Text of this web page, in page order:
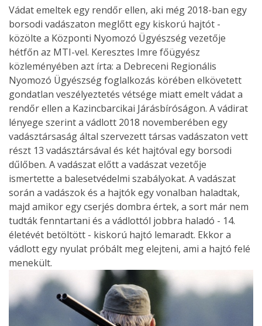
Vádat emeltek egy rendőr ellen, aki még 2018-ban egy
borsodi vadászaton meglőtt egy kiskorú hajtót -
közölte a Központi Nyomozó Ügyészség vezetője
hétfőn az MTI-vel. Keresztes Imre főügyész
közleményében azt írta: a Debreceni Regionális
Nyomozó Ügyészség foglalkozás körében elkövetett
gondatlan veszélyeztetés vétsége miatt emelt vádat a
rendőr ellen a Kazincbarcikai Járásbíróságon. A vádirat
lényege szerint a vádlott 2018 novemberében egy
vadásztársaság által szervezett társas vadászaton vett
részt 13 vadásztársával és két hajtóval egy borsodi
dűlőben. A vadászat előtt a vadászat vezetője
ismertette a balesetvédelmi szabályokat. A vadászat
során a vadászok és a hajtók egy vonalban haladtak,
majd amikor egy cserjés dombra értek, a sort már nem
tudták fenntartani és a vádlottól jobbra haladó - 14.
életévét betöltött - kiskorú hajtó lemaradt. Ekkor a
vádlott egy nyulat próbált meg elejteni, ami a hajtó felé
menekült.